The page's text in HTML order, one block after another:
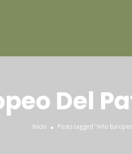
Del
Inicio Posts tagged "Año